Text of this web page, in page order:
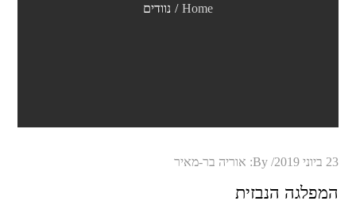
Home נוודים
Posted
23 ביוני 2019 By: אוריה בר-מאיר
המפלגה הנבזית